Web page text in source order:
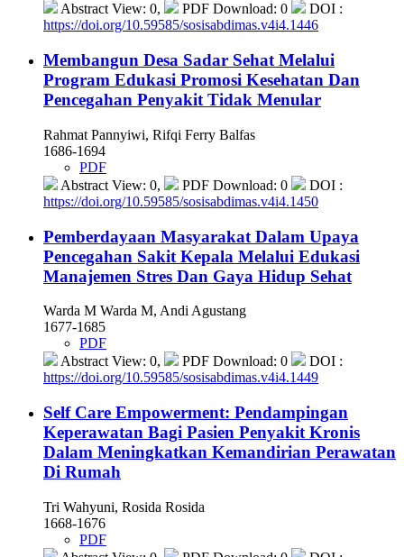
Abstract View: 0,
PDF Download: 0
DOI :
https://doi.org/10.59585/sosisabdimas.v4i4.1446
Membangun Desa Sadar Sehat Melalui
Program Edukasi Promosi Kesehatan Dan
Pencegahan Penyakit Tidak Menular
Rahmat Pannyiwi, Rifqi Ferry Balfas
1686-1694
PDF
Abstract View: 0,
PDF Download: 0
DOI :
https://doi.org/10.59585/sosisabdimas.v4i4.1450
Pemberdayaan Masyarakat Dalam Upaya
Pencegahan Sakit Kepala Melalui Edukasi
Manajemen Stres Dan Gaya Hidup Sehat
Warda M Warda M, Andi Agustang
1677-1685
PDF
Abstract View: 0,
PDF Download: 0
DOI :
https://doi.org/10.59585/sosisabdimas.v4i4.1449
Self Care Empowerment: Pendampingan
Keperawatan Bagi Pasien Penyakit Kronis
Dalam Meningkatkan Kemandirian Perawatan
Di Rumah
Tri Wahyuni, Rosida Rosida
1668-1676
PDF